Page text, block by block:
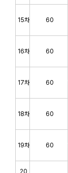
15차 60
16차 60
17차 60
18차 60
19차 60
20